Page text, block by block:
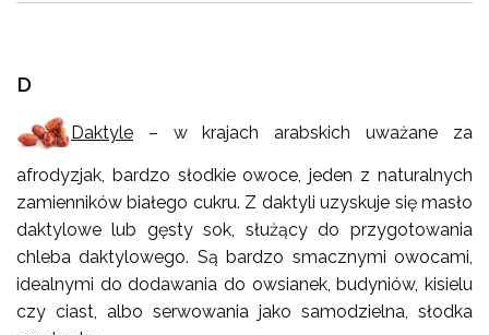
D
Daktyle – w krajach arabskich uważane za
afrodyzjak, bardzo słodkie owoce, jeden z naturalnych
zamienników białego cukru. Z daktyli uzyskuje się masło
daktylowe lub gęsty sok, służący do przygotowania
chleba daktylowego. Są bardzo smacznymi owocami,
idealnymi do dodawania do owsianek, budyniów, kisielu
czy ciast, albo serwowania jako samodzielna, słodka